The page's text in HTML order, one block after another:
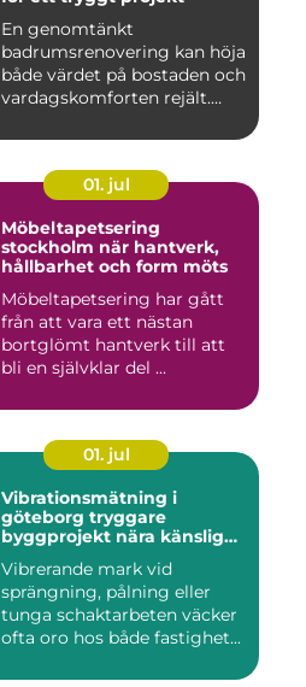
En genomtänkt
badrumsrenovering kan höja
både värdet på bostaden och
vardagskomforten rejält.
01. jul
Möbeltapetsering
stockholm när hantverk,
hållbarhet och form möts
Möbeltapetsering har gått
från att vara ett nästan
bortglömt hantverk till att
bli en självklar del ...
01. jul
Vibrationsmätning i
göteborg tryggare
byggprojekt nära känsliga
Vibrerande mark vid
sprängning, pålning eller
tunga schaktarbeten väcker
ofta oro hos både fastighet...